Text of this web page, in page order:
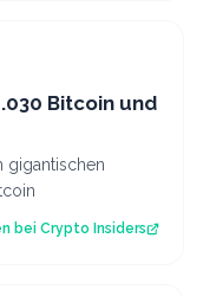
Bitcoin und
gigantischen
bei Crypto Insiders